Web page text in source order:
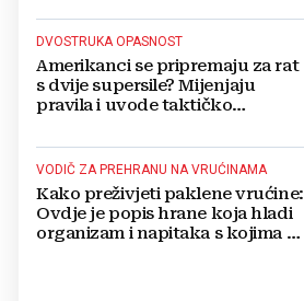
DVOSTRUKA OPASNOST
Amerikanci se pripremaju za rat
s dvije supersile? Mijenjaju
pravila i uvode taktičko
VODIČ ZA PREHRANU NA VRUĆINAMA
Kako preživjeti paklene vrućine:
Ovdje je popis hrane koja hladi
organizam i napitaka s kojima si